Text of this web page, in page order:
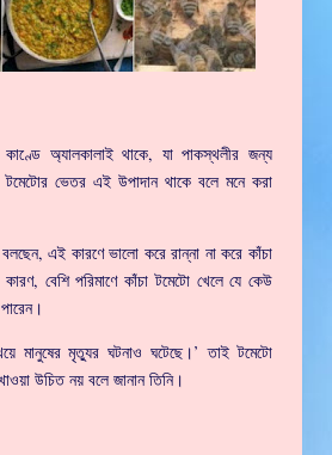
অ্যালকালাই থাকে, যা পাকস্থলীর জন্য
টমেটোর ভেতর এই উপাদান থাকে বলে মনে করা
বলছেন, এই কারণে ভালো করে রান্না না করে কাঁচা
বেশি পরিমাণে কাঁচা টমেটো খেলে যে কেউ
মানুষের মৃত্যুর ঘটনাও ঘটেছে।’ তাই টমেটো
উচিত নয় বলে জানান তিনি।